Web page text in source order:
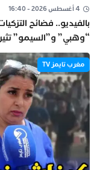
4 أغسطس 2026 - 16:40
بالفيديو.. فضائح
“وهبي” و”السيمو”
مغرب تايمز TV